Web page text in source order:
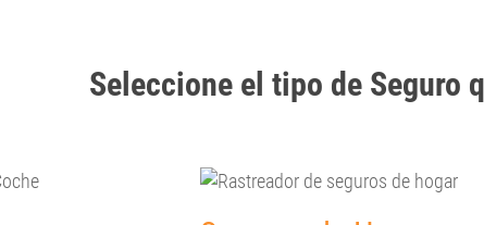
Seleccione el tipo de Seguro